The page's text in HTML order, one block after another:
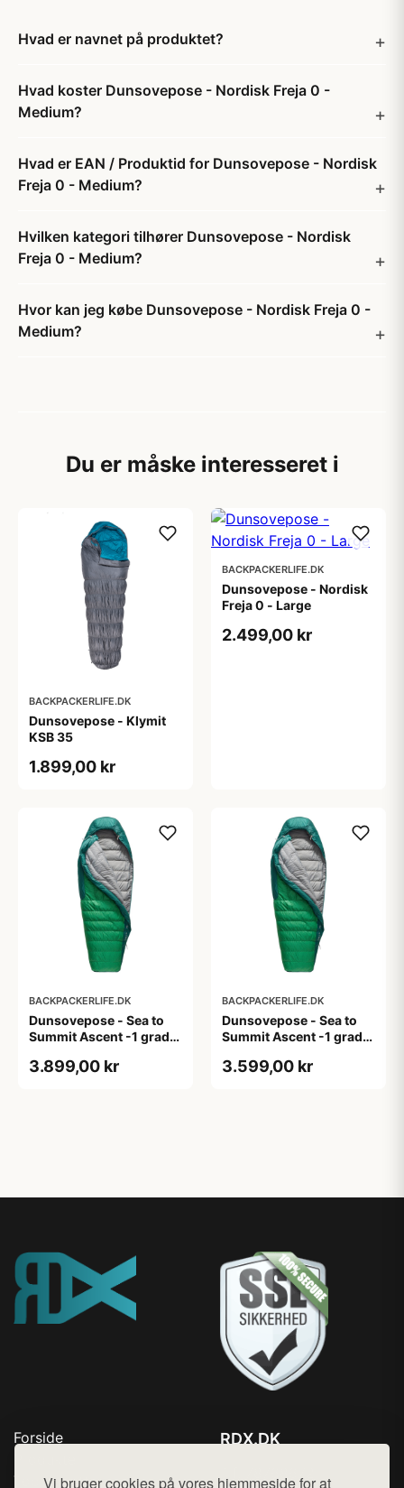
Vi bruger cookies på vores hjemmeside for at
Hvad er navnet på produktet?
Hvad koster Dunsovepose - Nordisk Freja 0 -
Medium?
Hvad er EAN / Produktid for Dunsovepose - Nordisk
Freja 0 - Medium?
Hvilken kategori tilhører Dunsovepose - Nordisk
Freja 0 - Medium?
Hvor kan jeg købe Dunsovepose - Nordisk Freja 0 -
Medium?
Du er måske interesseret i
BACKPACKERLIFE.DK
Dunsovepose - Klymit
KSB 35
1.899,00 kr
BACKPACKERLIFE.DK
Dunsovepose - Nordisk
Freja 0 - Large
2.499,00 kr
BACKPACKERLIFE.DK
Dunsovepose - Sea to
Summit Ascent -1 grader
3.899,00 kr
BACKPACKERLIFE.DK
Dunsovepose - Sea to
Summit Ascent -1 grader
3.599,00 kr
Forside
Top Rabatter
RDX.DK